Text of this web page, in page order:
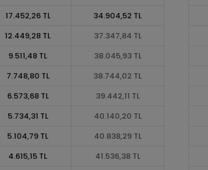
17.452,26 TL
34.904,52 TL
12.449,28 TL
37.347,84 TL
9.511,48 TL
38.045,93 TL
7.748,80 TL
38.744,02 TL
6.573,68 TL
39.442,11 TL
5.734,31 TL
40.140,20 TL
5.104,79 TL
40.838,29 TL
4.615,15 TL
41.536,38 TL